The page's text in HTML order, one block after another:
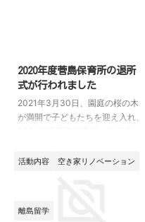
花壇内に植えた水仙はまだ芽が小
さく、花が咲いているものは数え
るほどしかありませんでしたが、
もともと自生している水仙は広場
いっぱいに咲き誇り、まるで白い
広がっていくので、今後も活 ...
2020年度菅島保育所の退所
式が行われました
2021年3月30日、園庭の桜の木
が満開で子どもたちを迎え入れ、
は、どの壁も子どもたちの素晴ら
新型コロナ感染拡大防止のため、
活動内容 空き家リノベーション
離島留学